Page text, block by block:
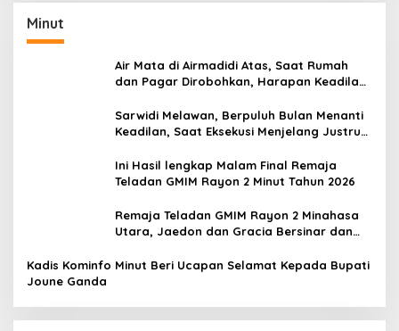
Minut
Air Mata di Airmadidi Atas, Saat Rumah
dan Pagar Dirobohkan, Harapan Keadilan
Sarwidi Melawan, Berpuluh Bulan Menanti
Keadilan, Saat Eksekusi Menjelang Justru
Ini Hasil lengkap Malam Final Remaja
Teladan GMIM Rayon 2 Minut Tahun 2026
Remaja Teladan GMIM Rayon 2 Minahasa
Utara, Jaedon dan Gracia Bersinar dan
Kadis Kominfo Minut Beri Ucapan Selamat Kepada Bupati
Joune Ganda